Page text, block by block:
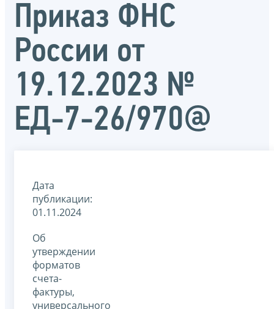
Приказ ФНС
России от
19.12.2023 №
ЕД-7-26/970@
Дата
публикации:
01.11.2024
Об
утверждении
форматов
счета-
фактуры,
универсального